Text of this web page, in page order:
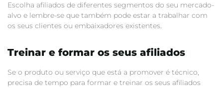
Escolha afiliados de diferentes segmentos do seu mercado-
alvo e lembre-se que também pode estar a trabalhar com
os seus clientes ou embaixadores existentes.
Treinar e formar os seus afiliados
Se o produto ou serviço que está a promover é técnico,
precisa de tempo para formar e treinar os seus afiliados